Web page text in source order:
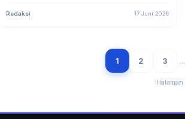
Redaksi 17 Juni 2026
1 2 3 ...
Halaman